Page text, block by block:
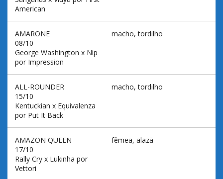
American
AMARONE
macho, tordilho
08/10
George Washington x Nip
por Impression
ALL-ROUNDER
macho, tordilho
15/10
Kentuckian x Equivalenza
por Put It Back
AMAZON QUEEN
fêmea, alazã
17/10
Rally Cry x Lukinha por
Vettori